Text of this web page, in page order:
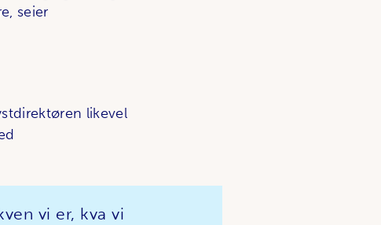
seier
likevel
vi er, kva vi